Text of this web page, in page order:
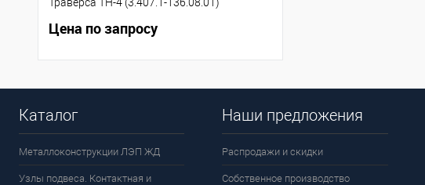
Цена по запросу
Каталог
Металлоконструкции ЛЭП ЖД
Узлы подвеса. Контактная и
Наши предложения
Распродажи и скидки
Собственное производство